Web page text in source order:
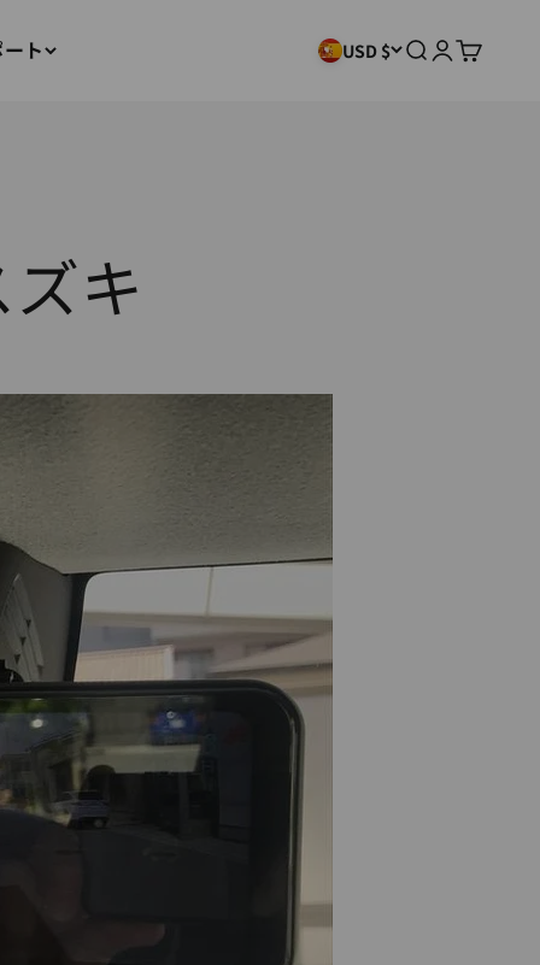
ト USD $ 検索ログイン
カート
キ